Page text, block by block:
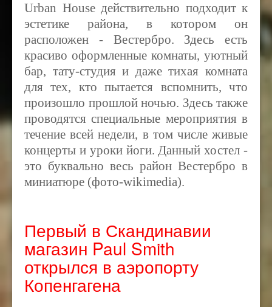
Urban House действительно подходит к
эстетике района, в котором он
расположен - Вестербро. Здесь есть
красиво оформленные комнаты, уютный
бар, тату-студия и даже тихая комната
для тех, кто пытается вспомнить, что
произошло прошлой ночью. Здесь также
проводятся специальные мероприятия в
течение всей недели, в том числе живые
концерты и уроки йоги. Данный хостел -
это буквально весь район Вестербро в
миниатюре (фото-wikimedia).
Первый в Скандинавии
магазин Paul Smith
открылся в аэропорту
Копенгагена